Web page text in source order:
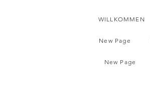
WILLKOMMEN
New Page
New Page